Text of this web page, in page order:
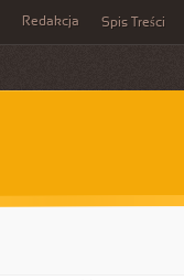
Redakcja Spis Treści